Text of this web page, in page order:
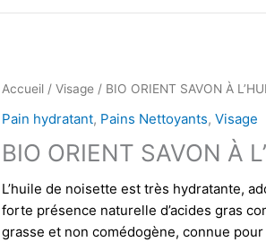
Accueil / Visage / BIO ORIENT SAVON À
Pain hydratant, Pains Nettoyants, Visage
BIO ORIENT SAVON À
L’huile de noisette est très hydratante,
forte présence naturelle d’acides gras
grasse et non comédogène, connue